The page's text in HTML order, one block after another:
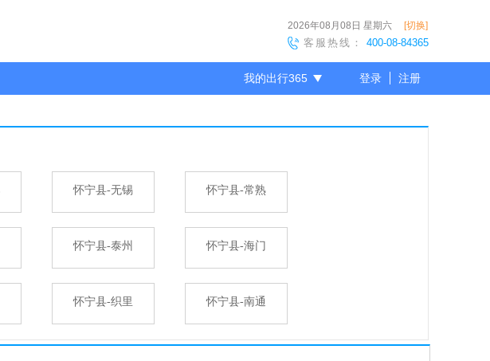
2026年08月08日 星期六 [切换]
客服热线： 400-08-84365
我的出行365 登录 注册
怀宁县-无锡 怀宁县-常熟
怀宁县-泰州 怀宁县-海门
怀宁县-织里 怀宁县-南通